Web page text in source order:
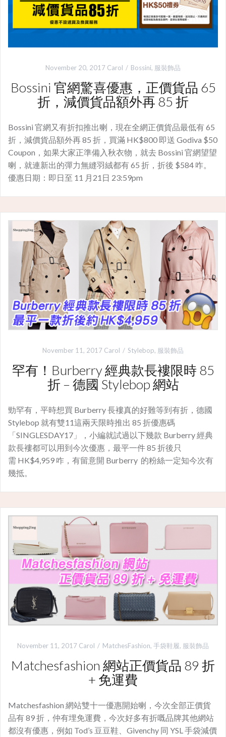
November 20, 2017 Carol Bossini, 服裝飾品
Bossini 官網驚喜優惠，正價貨品 65
折，減價貨品額外再 85 折
Bossini 官網又有折扣推出喇，現在全網正價貨品最低有 65
折，減價貨品額外再 85 折，買滿 HK$800 即送 Godiva $50
Coupon，如果大家正準備入秋衣物，就去 Bossini 官網望望
喇，就連新出的彈力無縫羽絨都有 65 折，折後 $584 咋。
優惠日期：即日至 11 月21日 23:59pm
November 11, 2017 Carol Stylebop, 服裝飾品
罕有！Burberry 經典款長褸限時 85
折 – 德國 Stylebop 網站
勁罕有，平時想買 Burberry 長褸真的好難等到有折，德國
Stylebop 就有雙11這兩天限時推出 85 折優惠碼
「SINGLESDAY17」，小編就試過以下幾款 Burberry 經典
款長褸都可以用到今次優惠，最平一件 85 折後只
需 HK$4,959 咋，有留意開 Burberry 的粉絲一定知今次有
幾抵。
November 11, 2017 Carol MatchesFashion, 手袋鞋履, 服裝飾品
Matchesfashion 網站正價貨品 89 折
+ 免運費
Matchesfashion 網站雙十一優惠開始喇，今次全部正價貨
品有 89 折，仲有埋免運費，今次好多有折嘅品牌其他網站
都沒有優惠，例如 Tod’s 豆豆鞋、Givenchy 同 YSL 手袋減價